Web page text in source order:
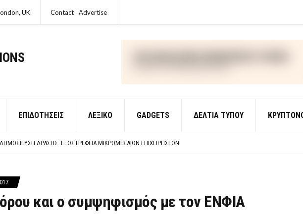
UK Contact Advertise
ΕΠΙΔΟΤΉΣΕΙΣ ΛΕΞΙΚΌ GADGETS ΔΕΛΤΙΑ ΤΥΠΟΥ
ΔΡΆΣΗΣ: ΕΞΩΣΤΡΈΦΕΙΑ ΜΙΚΡΟΜΕΣΑΊΩΝ ΕΠΙΧΕΙΡΉΣΕΩΝ
ΜΙΚΡΟΠΙΣΤΏΣΕΩΝ ΣΥΧΝΈΣ ΕΡΩΤΉΣΕΙΣ ΑΠΑΝΤΉΣΕΙΣ
και ο συμψηφισμός με τον ΕΝΦΙΑ